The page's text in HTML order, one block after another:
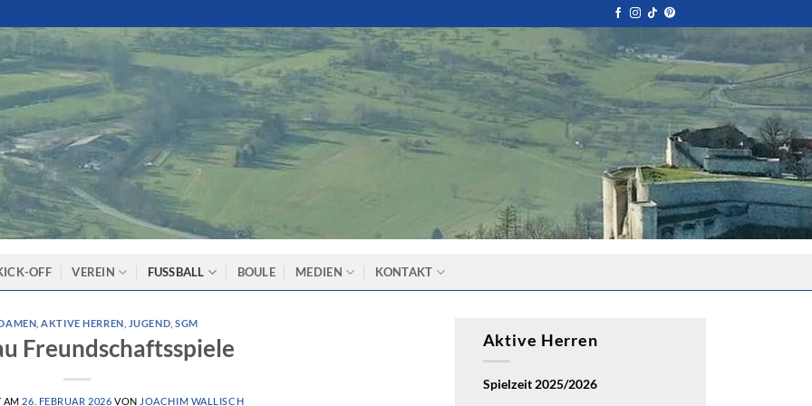
OFF VEREIN FUSSBALL BOULE MEDIEN KONTAKT
,AKTIVE HERREN JUGEND ,SGM
Freundschaftsspiele
AM 26. FEBRUAR 2026 VON JOACHIM WALLISCH
Aktive Herren
Spielzeit 2025/2026